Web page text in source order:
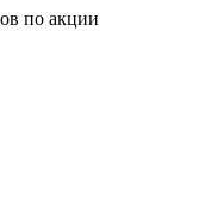
по акции